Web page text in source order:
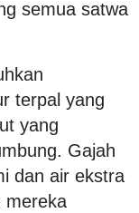
semua satwa
terpal yang
yang
Gajah
dan air ekstra
mereka